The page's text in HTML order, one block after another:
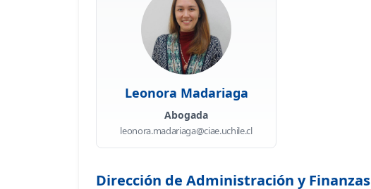
Leonora Madariaga
Abogada
leonora.madariaga@ciae.uchile.cl
Dirección de Administración y Finanzas